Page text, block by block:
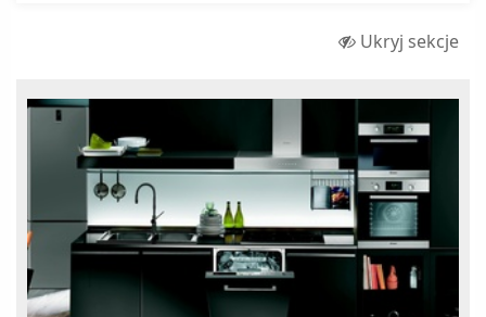
Ukryj sekcje